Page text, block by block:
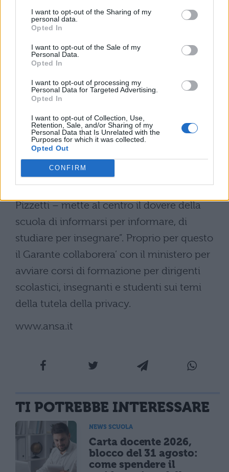
I want to opt-out of the Sharing of my
personal data.
Opted In
I want to opt-out of the Sale of my
Personal Data.
Opted In
I want to opt-out of processing my
Personal Data for Targeted Advertising.
Opted In
I want to opt-out of Collection, Use,
Retention, Sale, and/or Sharing of my
Personal Data that Is Unrelated with the
Purposes for which it was collected.
Opted Out
CONFIRM
sul piano giuridico e produrre richieste di
risarcimento del danno. I ragazzi possono
ministro citando un popolare slogan –
comprende anche le multe”. ”E non si
quel che va su un blog ci resta. Una recente
ricerca inglese ha tuttavia rivelato che il
70% dei giovani intervistati vorrebbe
cancellare le immagini che ha messo in
rete. Questa circolare – ha proseguito
Pizzetti – mette al centro il dovere della
scuola di informarsi per informare, di
studiare per insegnare”. Proprio per questo
il Garante collaborera’ con il ministero per
avviare corsi di formazione per dirigenti
scolastici, insegnanti e studenti sui temi
della tutela della privacy.
www.ansa.it
TI POTREBBE INTERESSARE
NEWS SCUOLA
Carta docente 2026,
blocco del 31 agosto:
come spendere il